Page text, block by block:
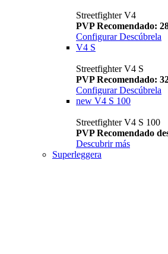
Streetfighter V4
PVP Recomendado:
Configurar Descúbrela
V4 S
Streetfighter V4 S
PVP Recomendado:
Configurar Descúbrela
new V4 S 100
Streetfighter V4 S 100
PVP Recomendado
Descubrir más
Superleggera